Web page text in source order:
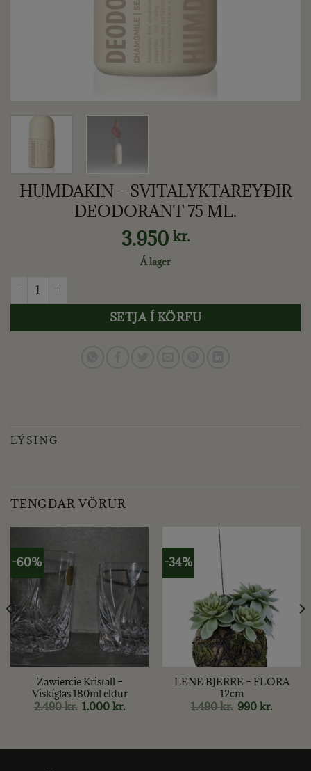
HUMDAKIN – SVITALYKTAREYÐIR
DEODORANT 75 ML.
3.950 kr.
Á lager
HUMDAKIN - SVITALYKTAREYÐIR DEODORANT 75 ML.
SETJA Í KÖRFU
LÝSING
TENGDAR VÖRUR
-60%
Zawiercie Kristall –
Viskíglas 180ml eldur
2.490kr. Original
price
1.000kr.Current
price
-34%
LENE BJERRE – FLORA
12cm
1.490kr. Original
price
990kr.Current
price